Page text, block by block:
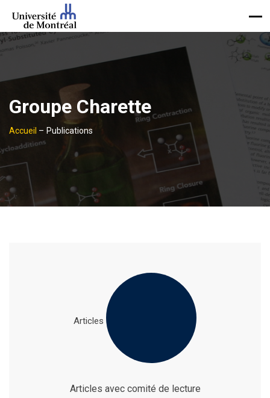
Groupe Charette
Accueil – Publications
Articles
Articles avec comité de lecture